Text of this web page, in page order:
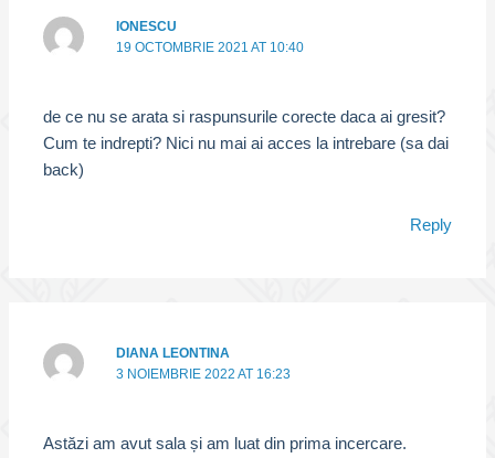
IONESCU
19 OCTOMBRIE 2021 AT 10:40
de ce nu se arata si raspunsurile corecte daca ai gresit?
Cum te indrepti? Nici nu mai ai acces la intrebare (sa dai
back)
Reply
DIANA LEONTINA
3 NOIEMBRIE 2022 AT 16:23
Astăzi am avut sala și am luat din prima incercare.